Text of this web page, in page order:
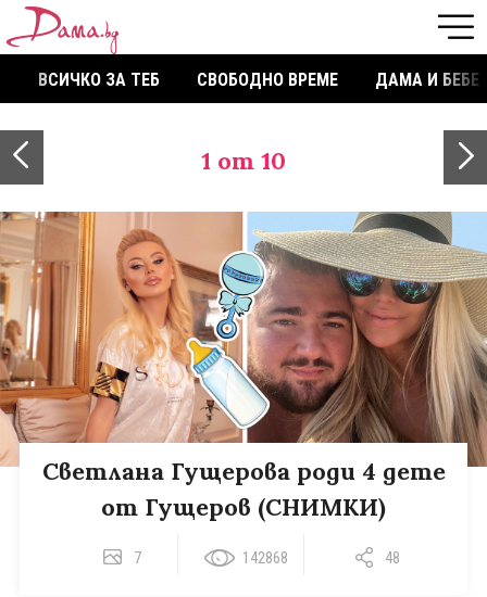
ВСИЧКО ЗА ТЕБ СВОБОДНО ВРЕМЕ ДАМА И БЕБЕ
1 от 10
Светлана Гущерова роди 4 дете
от Гущеров (СНИМКИ)
7 142868 48